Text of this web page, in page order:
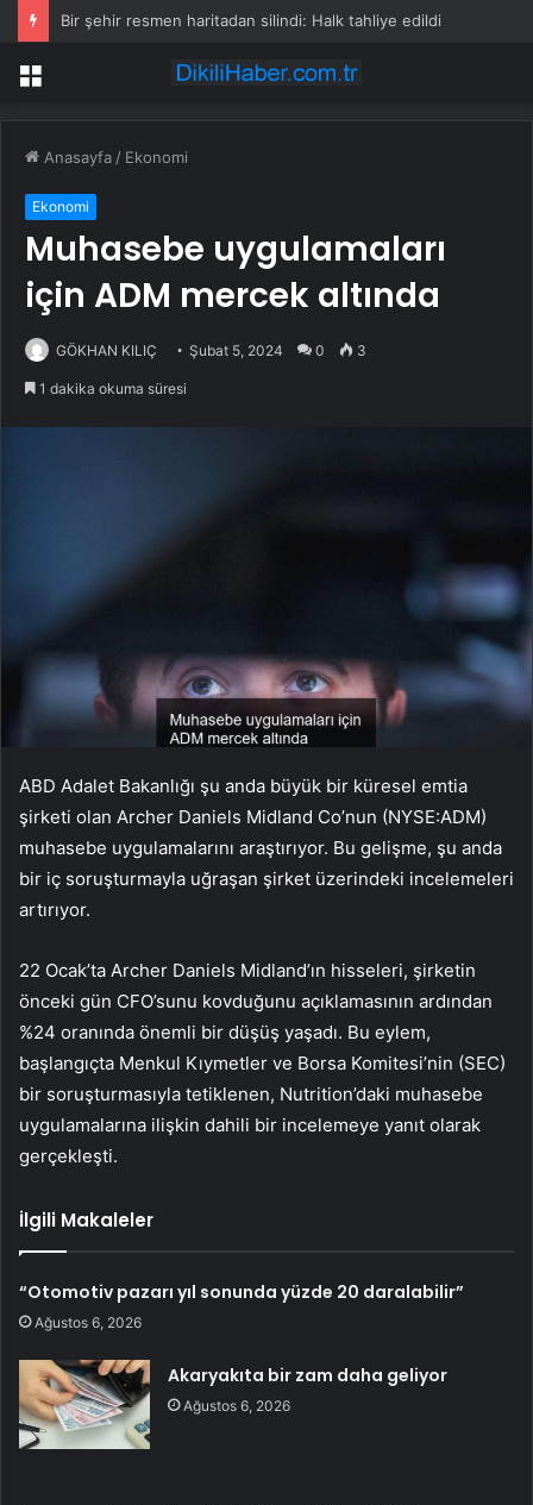
Bir şehir resmen haritadan silindi: Halk tahliye edildi
Menü
Anasayfa / Ekonomi
Ekonomi
Muhasebe uygulamaları
için ADM mercek altında
GÖKHAN KILIÇ Şubat 5, 2024 0 3
1 dakika okuma süresi
ABD Adalet Bakanlığı şu anda büyük bir küresel emtia
şirketi olan Archer Daniels Midland Co’nun (NYSE:ADM)
muhasebe uygulamalarını araştırıyor. Bu gelişme, şu anda
bir iç soruşturmayla uğraşan şirket üzerindeki incelemeleri
artırıyor.
22 Ocak’ta Archer Daniels Midland’ın hisseleri, şirketin
önceki gün CFO’sunu kovduğunu açıklamasının ardından
%24 oranında önemli bir düşüş yaşadı. Bu eylem,
başlangıçta Menkul Kıymetler ve Borsa Komitesi’nin (SEC)
bir soruşturmasıyla tetiklenen, Nutrition’daki muhasebe
uygulamalarına ilişkin dahili bir incelemeye yanıt olarak
gerçekleşti.
İlgili Makaleler
“Otomotiv pazarı yıl sonunda yüzde 20 daralabilir”
Ağustos 6, 2026
Akaryakıta bir zam daha geliyor
Ağustos 6, 2026